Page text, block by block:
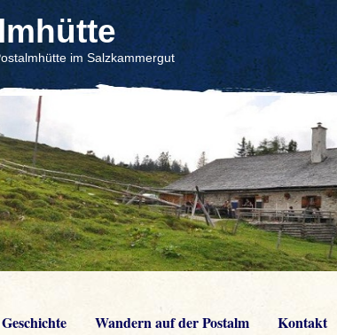
im Salzkammergut
Geschichte Wandern auf der Postalm Kontakt